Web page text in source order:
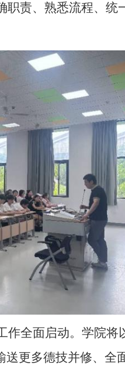
责、熟悉流程、统
全面启动。学院
更多德技并修、全